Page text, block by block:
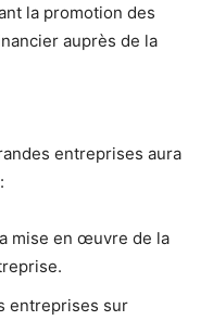
la promotion des
auprès de la
entreprises aura
mise en œuvre de la
entreprises sur